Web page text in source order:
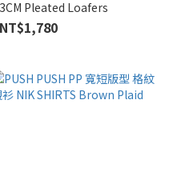
3CM Pleated Loafers
NT$1,780